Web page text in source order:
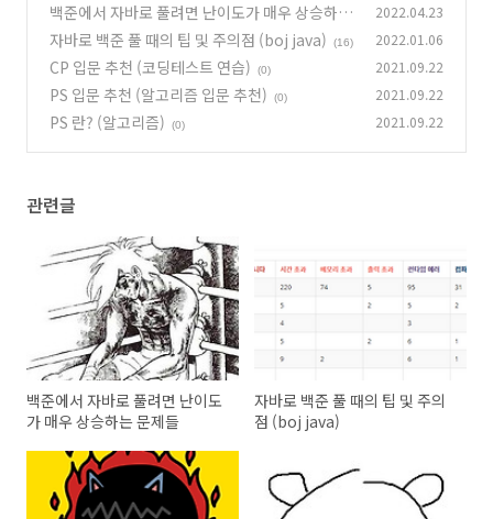
백준에서 자바로 풀려면 난이도가 매우 상승하는
문제들
(2)
2022.04.23
자바로 백준 풀 때의 팁 및 주의점 (boj java) (16) 2022.01.06
CP 입문 추천 (코딩테스트 연습) (0) 2021.09.22
PS 입문 추천 (알고리즘 입문 추천) (0) 2021.09.22
PS 란? (알고리즘) (0) 2021.09.22
관련글
백준에서 자바로 풀려면 난이도
가 매우 상승하는 문제들
자바로 백준 풀 때의 팁 및 주의
점 (boj java)